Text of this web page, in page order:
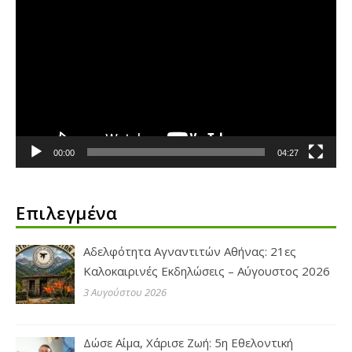
00:00 04:27
Επιλεγμένα
Αδελφότητα Αγναντιτών Αθήνας: 21ες
Καλοκαιρινές Εκδηλώσεις – Αύγουστος 2026
3 Αυγούστου 2026
Δώσε Αίμα, Χάρισε Ζωή: 5η Εθελοντική